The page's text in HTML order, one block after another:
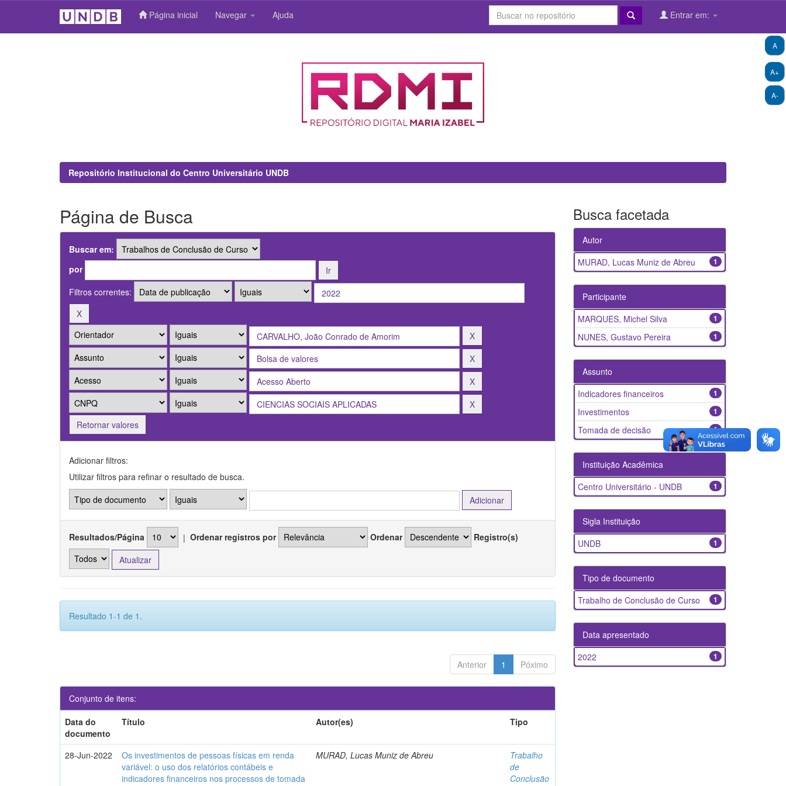
Página inicial Navegar Ajuda Entrar em:
A+
A-
A
Repositório Institucional do Centro Universitário UNDB
Página de Busca
Buscar em:
por
Filtros correntes:
Retornar valores
Adicionar filtros:
Utilizar filtros para refinar o resultado de busca.
Resultados/Página | Ordenar registros por Ordenar Registro(s)
Resultado 1-1 de 1.
Anterior 1 Póximo
Conjunto de itens:
Data do
documento
Título Autor(es) Tipo
28-Jun-2022
Os investimentos de pessoas físicas em renda
variável: o uso dos relatórios contábeis e
indicadores financeiros nos processos de tomada
MURAD, Lucas Muniz de Abreu
Trabalho
de
Conclusão
Busca facetada
Autor
1
MURAD, Lucas Muniz de Abreu
Participante
1
MARQUES, Michel Silva
1
NUNES, Gustavo Pereira
Assunto
1
Indicadores financeiros
1
Investimentos
1
Tomada de decisão
Instituição Acadêmica
1
Centro Universitário - UNDB
Sigla Instituição
1
UNDB
Tipo de documento
1
Trabalho de Conclusão de Curso
Data apresentado
1
2022